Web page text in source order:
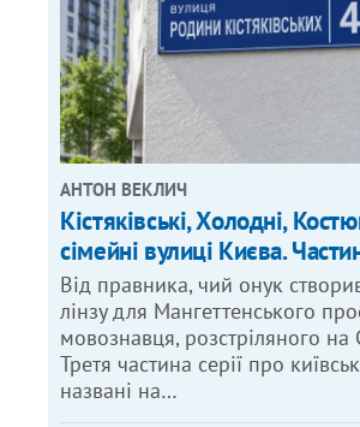
АНТОН ВЕКЛИЧ
Кістяківські, Холодні,
сімейні вулиці Києва.
Від правника, чий онук
лінзу для Мангеттенського
мовознавця, розстріляного на
Третя частина серії про
названі на…